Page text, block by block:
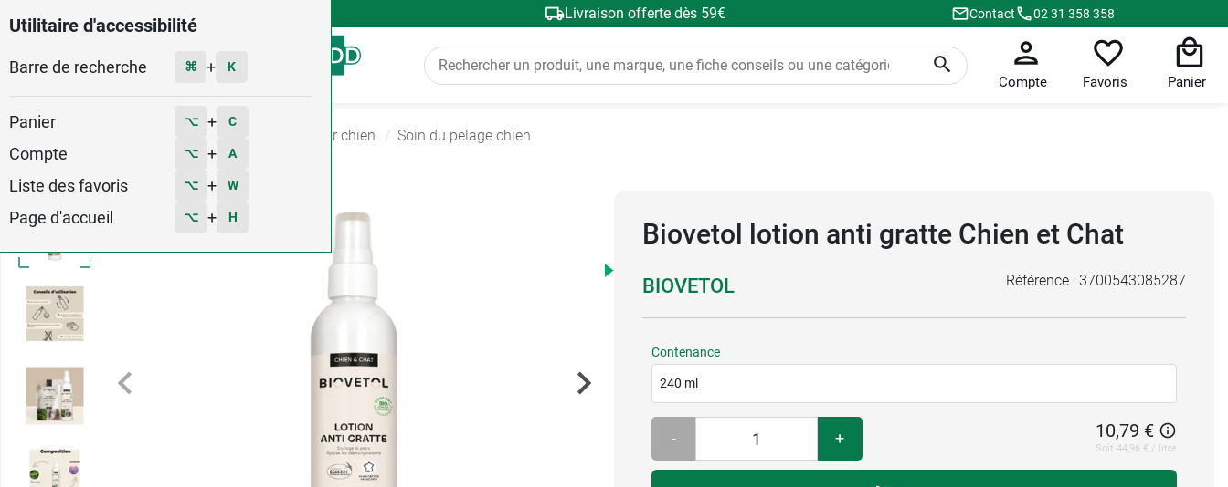
Utilitaire d'accessibilité
Barre de recherche ⌘ + K
Panier ⌥ + C
Compte ⌥ + A
Liste des favoris ⌥ + W
Page d'accueil ⌥ + H
Livraison offerte dès 59€ Contact 02 31 358 358
Menu
Compte Favoris Panier
Produits vétérinaires pour chien Soin du pelage chien
Biovetol lotion anti gratte Chien et Chat
BIOVETOL Référence : 3700543085287
Contenance
240 ml
- + 10,79 €
Soit 44,96 € / litre